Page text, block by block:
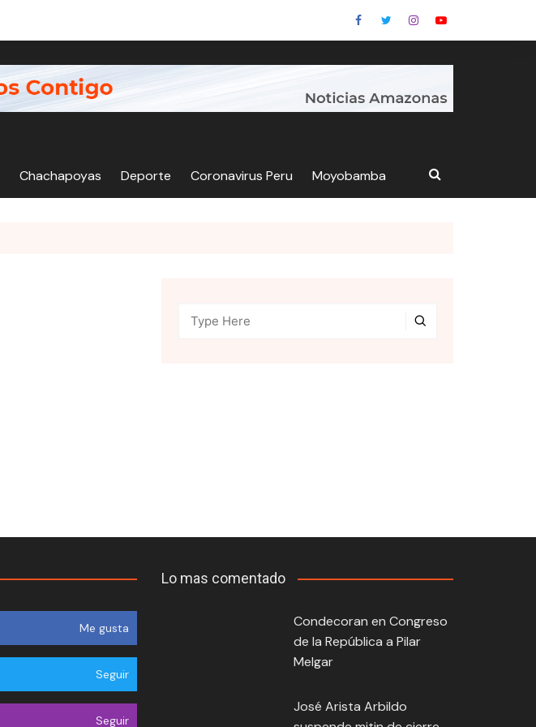
Chachapoyas Deporte Coronavirus Peru Moyobamba
Me gusta
Seguir
Seguir
Lo mas comentado
Condecoran en Congreso
de la República a Pilar
Melgar
José Arista Arbildo